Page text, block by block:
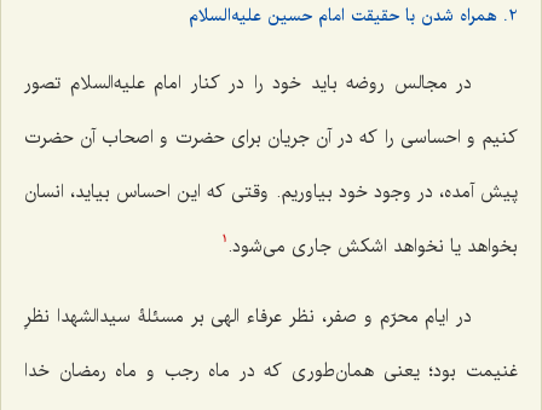
2. همراه شدن با حقیقت امام حسین علیه‌السلام
در مجالس روضه باید خود را در کنار امام علیه‌السلام تصور
کنیم و احساسی را که در آن جریان برای حضرت و اصحاب آن حضرت
پیش آمده، در وجود خود بیاوریم. وقتی که این احساس بیاید، انسان
بخواهد یا نخواهد اشکش جاری می‌شود. 1
در ايام محرّم و صفر، نظر عرفاء الهى بر مسئلۀ سيدالشهدا نظرِ
غنيمت بود؛ يعنى همان‌طورى كه در ماه رجب و ماه رمضان خدا